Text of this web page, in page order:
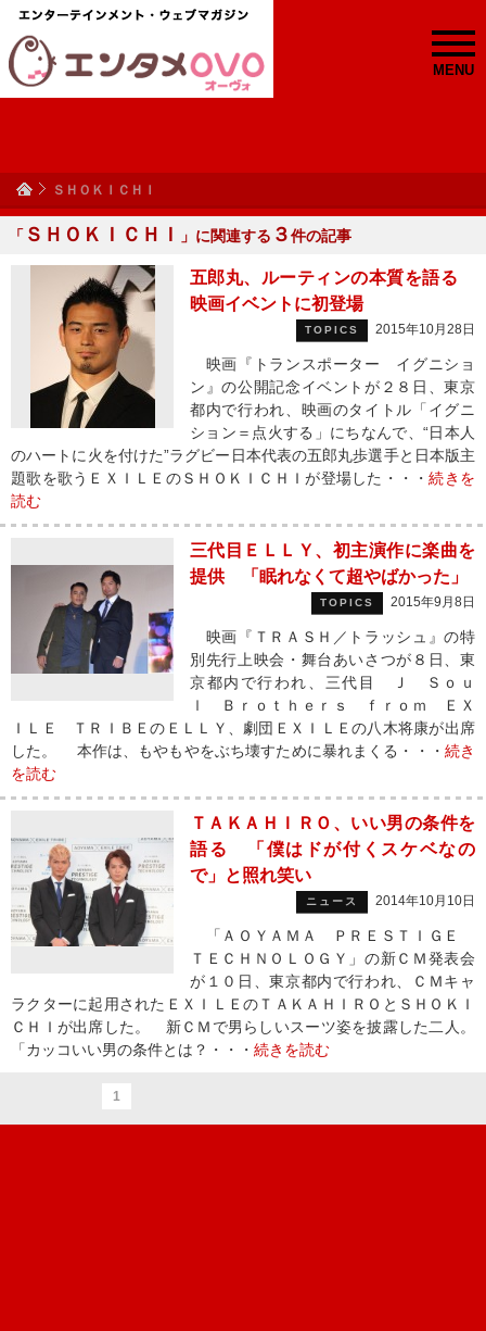
MENU
ＳＨＯＫＩＣＨＩ
「 ＳＨＯＫＩＣＨＩ 」に関連する ３件の記事
五郎丸、ルーティンの本質を語る
映画イベントに初登場
TOPICS 2015年10月28日
映画『トランスポーター イグニショ
ン』の公開記念イベントが２８日、東京
都内で行われ、映画のタイトル「イグニ
ション＝点火する」にちなんで、“日本人
のハートに火を付けた”ラグビー日本代表の五郎丸歩選手と日本版主
題歌を歌うＥＸＩＬＥのＳＨＯＫＩＣＨＩが登場した・・・続きを
読む
三代目ＥＬＬＹ、初主演作に楽曲を
提供 「眠れなくて超やばかった」
TOPICS 2015年9月8日
映画『ＴＲＡＳＨ／トラッシュ』の特
別先行上映会・舞台あいさつが８日、東
京都内で行われ、三代目 Ｊ Ｓｏｕ
ｌ Ｂｒｏｔｈｅｒｓ ｆｒｏｍ ＥＸ
ＩＬＥ ＴＲＩＢＥのＥＬＬＹ、劇団ＥＸＩＬＥの八木将康が出席
した。 本作は、もやもやをぶち壊すために暴れまくる・・・ 続き
を読む
ＴＡＫＡＨＩＲＯ、いい男の条件を
語る 「僕はドが付くスケベなの
で」と照れ笑い
ニュース 2014年10月10日
「ＡＯＹＡＭＡ ＰＲＥＳＴＩＧＥ
ＴＥＣＨＮＯＬＯＧＹ」の新ＣＭ発表会
が１０日、東京都内で行われ、ＣＭキャ
ラクターに起用されたＥＸＩＬＥのＴＡＫＡＨＩＲＯとＳＨＯＫＩ
ＣＨＩが出席した。 新ＣＭで男らしいスーツ姿を披露した二人。
「カッコいい男の条件とは？・・・ 続きを読む
1